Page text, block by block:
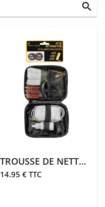
search
TROUSSE DE NETTOYAGE POUR FUSIL | KAKI
14.95 € TTC